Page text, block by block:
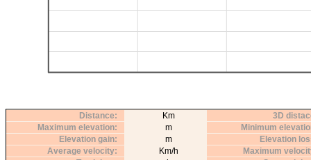
Distance
Km
Maximum elevation
m
Elevation gain
m
Average velocity
Km/h
3D
Minimum
Elevation
Maximum